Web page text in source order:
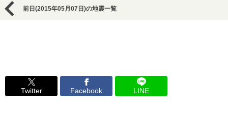
前日(2015年05月07日)の地震一覧
Twitter Facebook LINE